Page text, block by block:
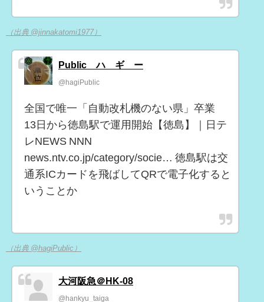
（出典 @jinnakatomi1977）
Public ハ ギ ー
@hagiPublic
全国で唯一「自動改札機のない県」卒業
13日から徳島駅で運用開始【徳島】｜日テ
レNEWS NNN
news.ntv.co.jp/category/socie… 徳島駅は交
通系ICカードを飛ばしてQRで電子化すると
いうことか
（出典 @hagiPublic）
大河阪急＠HK-08
@hankyu_taiga